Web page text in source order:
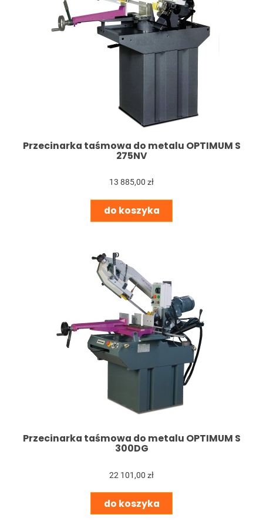
Przecinarka taśmowa do metalu OPTIMUM S
275NV
13 885,00 zł
do koszyka
Przecinarka taśmowa do metalu OPTIMUM S
300DG
22 101,00 zł
do koszyka